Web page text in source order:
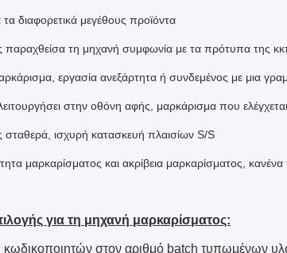
τα διαφορετικά μεγέθους προϊόντα
παραχθείσα τη μηχανή συμφωνία με τα πρότυπα της
εργασία ανεξάρτητα ή συνδεμένος με μια
στην οθόνη αφής, μαρκάρισμα που
σταθερά, ισχυρή κατασκευή πλαισίων S/S
μαρκαρίσματος και ακρίβεια μαρκαρίσματος,
για τη μηχανή μαρκαρίσματος:
στον αριθμό batch τυπωμένων